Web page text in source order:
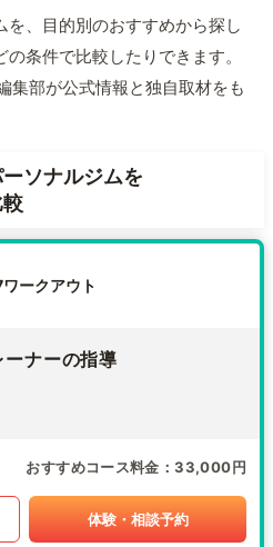
、目的別のおすすめから探し
条件で比較したりできます。
集部が公式情報と独自取材をも
ソナルジムを
ークアウト
ーナーの指導
おすすめコース料金 33,000円
体験・相談予約